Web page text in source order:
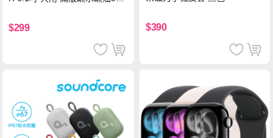
$299 $390